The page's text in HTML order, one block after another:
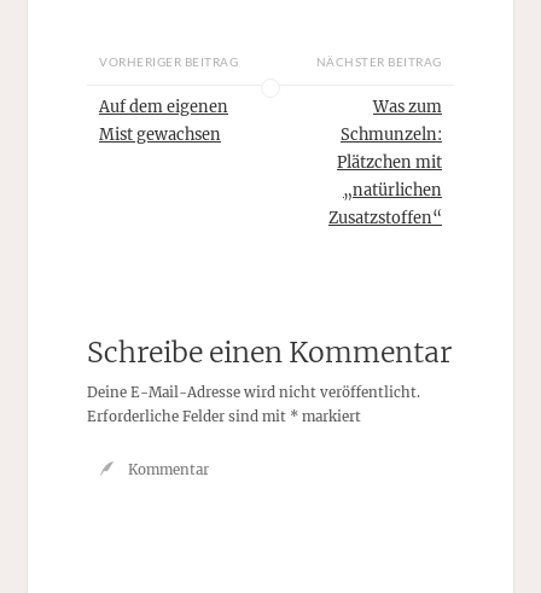
VORHERIGER BEITRAG
Auf dem eigenen
Mist gewachsen
NÄCHSTER BEITRAG
Was zum
Schmunzeln:
Plätzchen mit
„natürlichen
Zusatzstoffen“
Schreibe einen Kommentar
Deine E-Mail-Adresse wird nicht veröffentlicht.
Erforderliche Felder sind mit *markiert